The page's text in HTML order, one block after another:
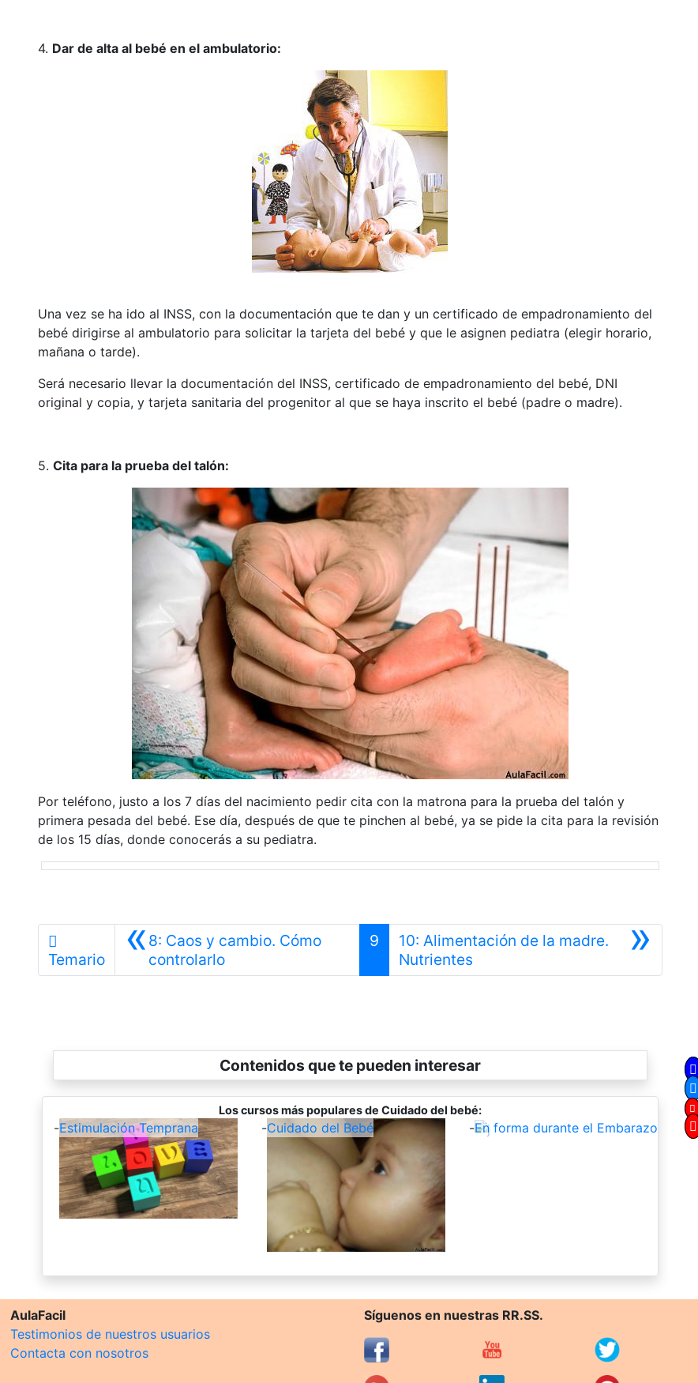
4. Dar de alta al bebé en el ambulatorio:
Una vez se ha ido al INSS, con la documentación que te dan y un certificado de empadronamiento del
bebé dirigirse al ambulatorio para solicitar la tarjeta del bebé y que le asignen pediatra (elegir horario,
mañana o tarde).
Será necesario llevar la documentación del INSS, certificado de empadronamiento del bebé, DNI
original y copia, y tarjeta sanitaria del progenitor al que se haya inscrito el bebé (padre o madre).
5. Cita para la prueba del talón:
Por teléfono, justo a los 7 días del nacimiento pedir cita con la matrona para la prueba del talón y
primera pesada del bebé. Ese día, después de que te pinchen al bebé, ya se pide la cita para la revisión
de los 15 días, donde conocerás a su pediatra.
Temario «8: Caos y cambio. Cómo
controlarloAnterior
9 »
10: Alimentación de la madre.
NutrientesSiguiente
Contenidos que te pueden interesar
Los cursos más populares de Cuidado del bebé:
-Estimulación Temprana -Cuidado del Bebé -En forma durante el Embarazo
AulaFacil
Testimonios de nuestros usuarios
Contacta con nosotros
Síguenos en nuestras RR.SS.